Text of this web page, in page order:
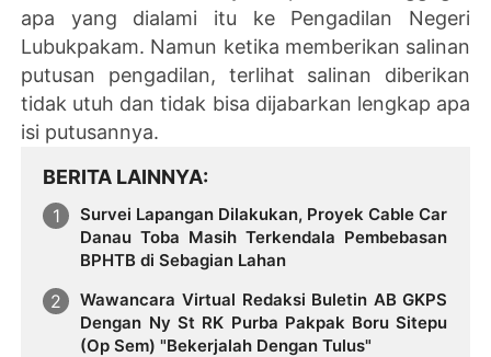
apa yang dialami itu ke Pengadilan Negeri
Lubukpakam. Namun ketika memberikan salinan
putusan pengadilan, terlihat salinan diberikan
tidak utuh dan tidak bisa dijabarkan lengkap apa
isi putusannya.
BERITA LAINNYA
Survei Lapangan Dilakukan, Proyek Cable Car
Danau Toba Masih Terkendala Pembebasan
BPHTB di Sebagian Lahan
Wawancara Virtual Redaksi Buletin AB GKPS
Dengan Ny St RK Purba Pakpak Boru Sitepu
(Op Sem) "Bekerjalah Dengan Tulus"